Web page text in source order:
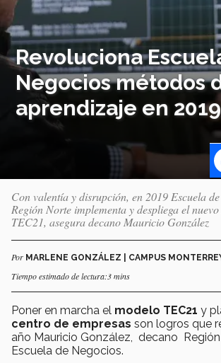
Revoluciona
Negocios métodos
aprendizaje en 2019
Con valentía y disrupción, en 2019 Escuela
Región Norte implementa y despliega el
TEC21, asegura decano Mauricio González
Por MARLENE GONZÁLEZ | CAMPUS
Tiempo estimado de lectura:3 mins
Poner en marcha el modelo TEC21 y
centro de empresas son logros que
año Mauricio González, decano
Escuela de Negocios.